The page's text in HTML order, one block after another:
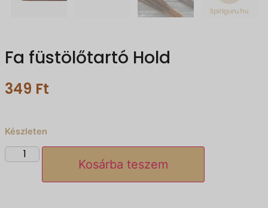
Fa füstölőtartó Hold
349 Ft
Készleten
Kosárba teszem